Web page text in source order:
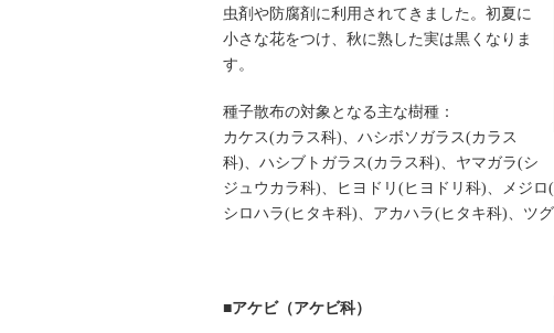
虫剤や防腐剤に利用されてきました。初夏に
小さな花をつけ、秋に熟した実は黒くなりま
す。
種子散布の対象となる主な樹種：
カケス(カラス科)、ハシボソガラス(カラス
科)、ハシブトガラス(カラス科)、ヤマガラ(シ
ジュウカラ科)、ヒヨドリ(ヒヨドリ科)、メジ
シロハラ(ヒタキ科)、アカハラ(ヒタキ科)、ツ
■アケビ（アケビ科）